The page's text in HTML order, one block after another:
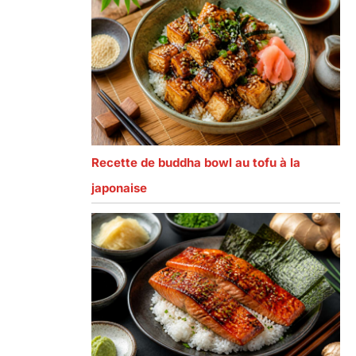
Recette de buddha bowl au tofu à la
japonaise